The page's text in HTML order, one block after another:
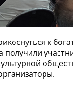
к
получили